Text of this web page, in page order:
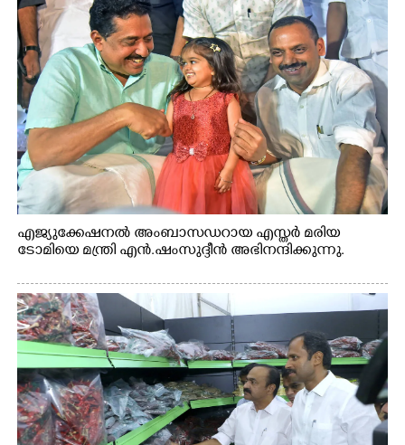
എജ്യുക്കേഷനൽ അംബാസഡറായ എസ്തർ മരിയ
ടോമിയെ മന്ത്രി എൻ.ഷംസുദ്ദീൻ അഭിനന്ദിക്കുന്നു.